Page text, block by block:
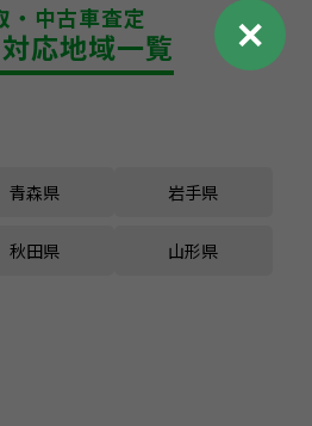
・中古車査定
応地域一覧
青森県 岩手県
秋田県 山形県
✕